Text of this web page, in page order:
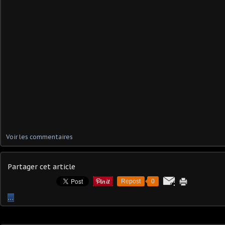
Voir les commentaires
Partager cet article
Repost 0
…